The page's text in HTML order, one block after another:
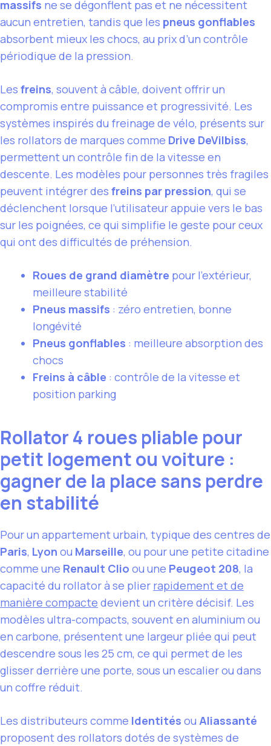
massifs ne se dégonflent pas et ne nécessitent
aucun entretien, tandis que les pneus gonflables
absorbent mieux les chocs, au prix d’un contrôle
périodique de la pression.
Les freins, souvent à câble, doivent offrir un
compromis entre puissance et progressivité. Les
systèmes inspirés du freinage de vélo, présents sur
les rollators de marques comme Drive DeVilbiss,
permettent un contrôle fin de la vitesse en
descente. Les modèles pour personnes très fragiles
peuvent intégrer des freins par pression, qui se
déclenchent lorsque l’utilisateur appuie vers le bas
sur les poignées, ce qui simplifie le geste pour ceux
qui ont des difficultés de préhension.
Roues de grand diamètre pour l’extérieur,
meilleure stabilité
Pneus massifs : zéro entretien, bonne
longévité
Pneus gonflables : meilleure absorption des
chocs
Freins à câble : contrôle de la vitesse et
position parking
Rollator 4 roues pliable pour
petit logement ou voiture :
gagner de la place sans perdre
en stabilité
Pour un appartement urbain, typique des centres de
Paris, Lyon ou Marseille, ou pour une petite citadine
comme une Renault Clio ou une Peugeot 208, la
capacité du rollator à se plier rapidement et de
manière compacte devient un critère décisif. Les
modèles ultra-compacts, souvent en aluminium ou
en carbone, présentent une largeur pliée qui peut
descendre sous les 25 cm, ce qui permet de les
glisser derrière une porte, sous un escalier ou dans
un coffre réduit.
Les distributeurs comme Identités ou Aliassanté
proposent des rollators dotés de systèmes de